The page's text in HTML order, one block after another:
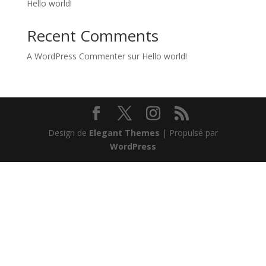
Hello world!
Recent Comments
A WordPress Commentersur Hello world!
Design de Elegant Themes | Propulsé par
WordPress